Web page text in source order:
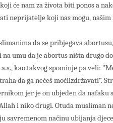
će nam za života biti ponos a
neprijatelje koji nas mogu,
da se pribjegava
umu da je abortus ništa drugo
kao takvog spominje pa veli:
da ga nećeš moćiizdržavati”.
jer je on ubjeđen da nafaku
i niko drugi. Otuda musliman
savremenom načinu ubijanja